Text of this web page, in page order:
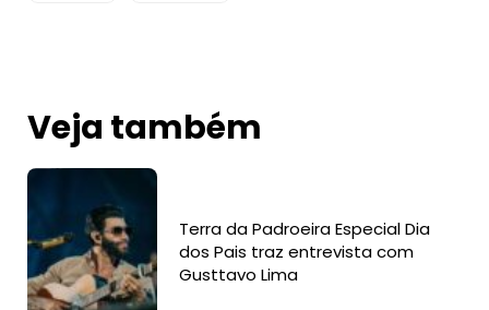
Veja também
Terra da Padroeira Especial Dia
dos Pais traz entrevista com
Gusttavo Lima